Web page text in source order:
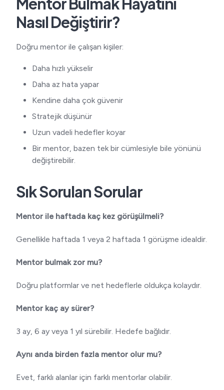
Nasıl Değiştirir?
Doğru mentor ile çalışan kişiler:
Daha hızlı yükselir
Daha az hata yapar
Kendine daha çok güvenir
Stratejik düşünür
Uzun vadeli hedefler koyar
Bir mentor, bazen tek bir cümlesiyle bile yönünü
değiştirebilir.
Sık Sorulan Sorular
Mentor ile haftada kaç kez görüşülmeli?
Genellikle haftada 1 veya 2 haftada 1 görüşme idealdir.
Mentor bulmak zor mu?
Doğru platformlar ve net hedeflerle oldukça kolaydır.
Mentor kaç ay sürer?
3 ay, 6 ay veya 1 yıl sürebilir. Hedefe bağlıdır.
Aynı anda birden fazla mentor olur mu?
Evet, farklı alanlar için farklı mentorlar olabilir.